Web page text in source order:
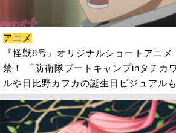
アニメ
『怪獣8号』オリジナルショートアニ
禁！ 「防衛隊ブートキャンプinタチカ
ルや日比野カフカの誕生日ビジュアル